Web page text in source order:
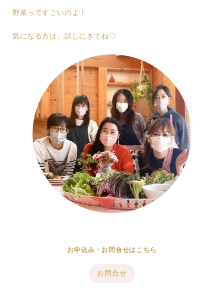
野菜ってすごいのよ！
気になる方は、試しにきてね♡
お申込み・お問合せはこちら
お問合せ